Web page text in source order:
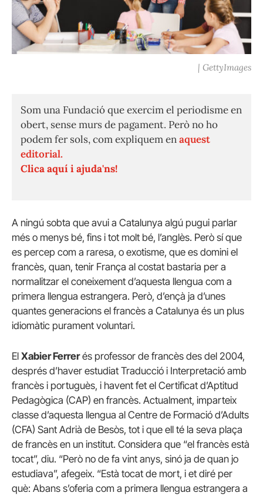
| GettyImages
Som una Fundació que exercim el periodisme en
obert, sense murs de pagament. Però no ho
podem fer sols, com expliquem enaquest
editorial.
Clica aquí i ajuda'ns!
A ningú sobta que avui a Catalunya algú pugui parlar
més o menys bé, fins i tot molt bé, l’anglès. Però sí que
es percep com a raresa, o exotisme, que es domini el
francès, quan, tenir França al costat bastaria per a
normalitzar el coneixement d’aquesta llengua com a
primera llengua estrangera. Però, d’ençà ja d’unes
quantes generacions el francès a Catalunya és un plus
idiomàtic purament voluntari.
El Xabier Ferrerés professor de francès des del 2004,
després d’haver estudiat Traducció i Interpretació amb
francès i portuguès, i havent fet el Certificat d’Aptitud
Pedagògica (CAP) en francès. Actualment, imparteix
classe d’aquesta llengua al Centre de Formació d’Adults
(CFA) Sant Adrià de Besòs, tot i que ell té la seva plaça
de francès en un institut. Considera que “el francès està
tocat”, diu. “Però no de fa vint anys, sinó ja de quan jo
estudiava”, afegeix. “Està tocat de mort, i et diré per
què: Abans s’oferia com a primera llengua estrangera a